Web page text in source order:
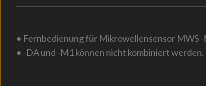
• Fernbedienung für Mikrowellensensor MWS
• -DA und -M1 können nicht kombiniert werden.